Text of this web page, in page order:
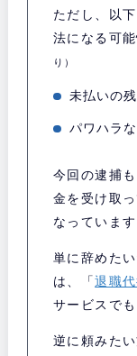
ただし、以
法になる可
り）
未払いの
パワハラ
今回の逮捕
金を受け取
なっています
単に辞めた
は、「退職
サービスで
逆に頼みた